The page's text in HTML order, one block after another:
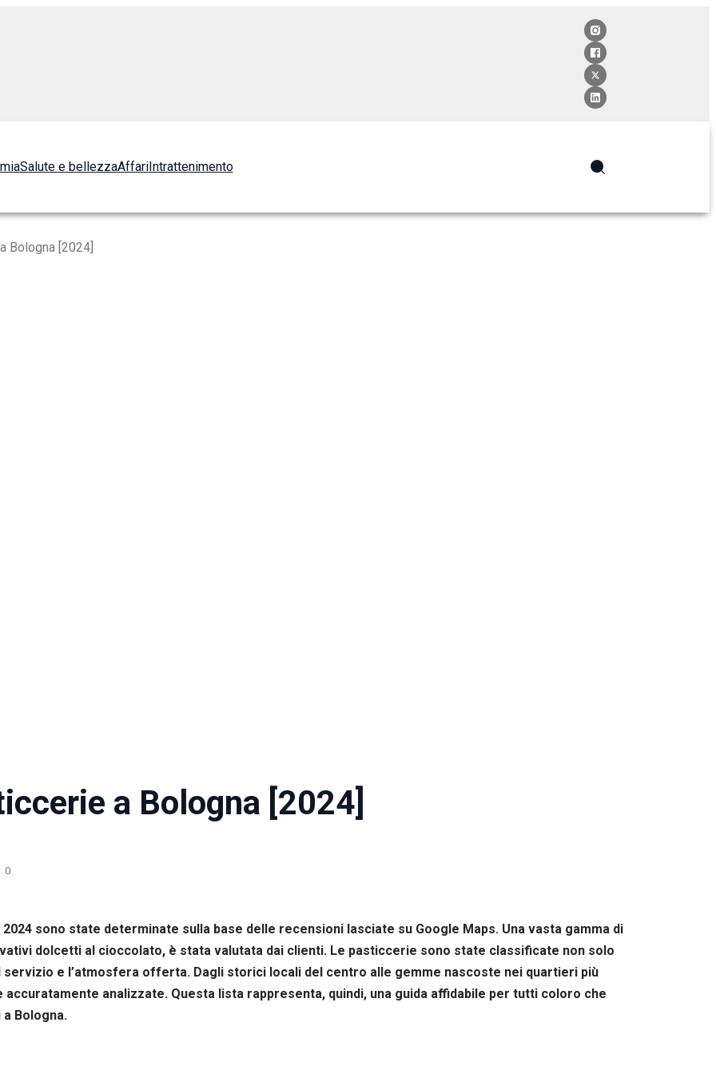
Salute e bellezzaAffariIntrattenimento
Bologna [2024]
a Bologna [2024]
0
sono state determinate sulla base delle recensioni lasciate su Google Maps. Una vasta gamma di
dolcetti al cioccolato, è stata valutata dai clienti. Le pasticcerie sono state classificate non solo
e l’atmosfera offerta. Dagli storici locali del centro alle gemme nascoste nei quartieri più
analizzate. Questa lista rappresenta, quindi, una guida affidabile per tutti coloro che
Bologna.